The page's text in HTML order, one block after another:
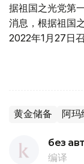
据祖国之光党第
消息，根据祖国
2022年1月27日
黄金储备 阿玛
без
编译